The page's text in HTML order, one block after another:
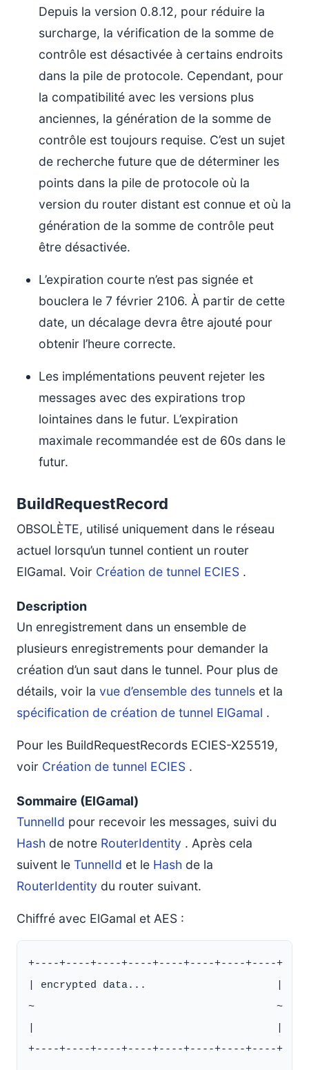
Depuis la version 0.8.12, pour réduire la
surcharge, la vérification de la somme de
contrôle est désactivée à certains endroits
dans la pile de protocole. Cependant, pour
la compatibilité avec les versions plus
anciennes, la génération de la somme de
contrôle est toujours requise. C’est un sujet
de recherche future que de déterminer les
points dans la pile de protocole où la
version du router distant est connue et où la
génération de la somme de contrôle peut
être désactivée.
L’expiration courte n’est pas signée et
bouclera le 7 février 2106. À partir de cette
date, un décalage devra être ajouté pour
obtenir l’heure correcte.
Les implémentations peuvent rejeter les
messages avec des expirations trop
lointaines dans le futur. L’expiration
maximale recommandée est de 60s dans le
futur.
BuildRequestRecord
OBSOLÈTE, utilisé uniquement dans le réseau
actuel lorsqu’un tunnel contient un router
ElGamal. Voir Création de tunnel ECIES .
Description
Un enregistrement dans un ensemble de
plusieurs enregistrements pour demander la
création d’un saut dans le tunnel. Pour plus de
détails, voir la vue d’ensemble des tunnels et la
spécification de création de tunnel ElGamal .
Pour les BuildRequestRecords ECIES-X25519,
voir Création de tunnel ECIES .
Sommaire (ElGamal)
TunnelId pour recevoir les messages, suivi du
Hash de notre RouterIdentity . Après cela
suivent le TunnelId et le Hash de la
RouterIdentity du router suivant.
Chiffré avec ElGamal et AES :
+----+----+----+----+----+----+----+----+
| encrypted data...                     |
~                                       ~
+----+----+----+----+----+----+----+----+